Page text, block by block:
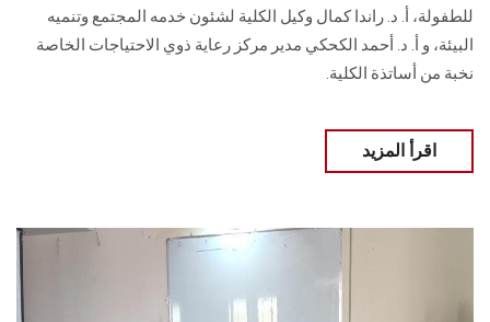
للطفولة، أ. د. راندا كمال وكيل الكلية لشئون خدمه المجتمع وتنميه
البيئة، و أ. د. أحمد الكحكي مدير مركز رعاية ذوي الاحتياجات الخاصة
نخبة من أساتذة الكلية.
اقرأ المزيد